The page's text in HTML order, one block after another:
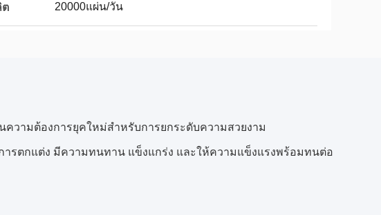
ต 20000แผ่น/วัน
ความต้องการยุคใหม่สำหรับการยกระดับความสวยงาม
ารตกแต่ง มีความทนทาน แข็งแกร่ง และให้ความแข็งแรงพร้อมทนต่อ